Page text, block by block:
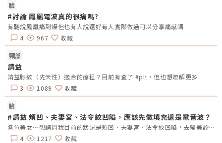
臉
#討論 鳳凰電波真的很痛嗎?
有聽說鳳凰痛到爆但也有人說還好有人實際做過可以分享痛感嗎
4
967 收藏
頸部
請益
請益脖紋（先天性）適合的療程？目前有查了 #plt，但也想瞭解更多
3
1089 收藏
臉
#請益 頰凹、夫妻宮、法令紋凹陷，應該先做填充還是電音波？
各位美女～想請問我目前的狀況是頰凹、夫妻宮、法令紋凹陷，去醫美診所諮詢，他是建議我電音波也要做，但療程下來要20萬左右，目前最困擾的是法令紋&gt;頰凹&gt;夫妻宮是先填充完再打電波嗎？還是先打電波再填充呢～～Â
4
1217 收藏